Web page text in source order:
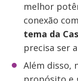
melhor
conexão
tema da
precisa ser
Além disso,